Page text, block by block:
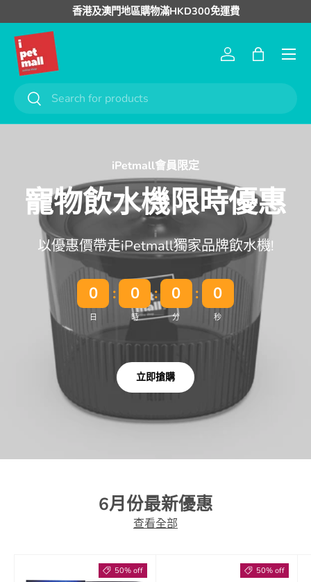
跳至內容
香港及澳門地區購物滿HKD300免運費
搜尋
搜尋
登入 購物袋
選單
iPetmall會員限定
寵物飲水機限時優惠
以優惠價帶走iPetmall獨家品牌飲水機!
0
日
0
時
0
分
0
秒
立即搶購
6月份最新優惠
查看全部
50% off 50% off